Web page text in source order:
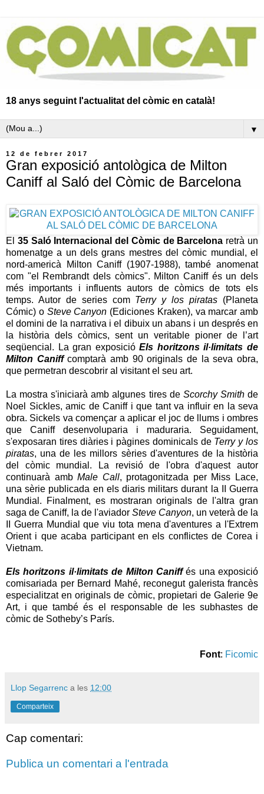
18 anys seguint l'actualitat del còmic en català!
▼
12 de febrer 2017
Gran exposició antològica de Milton
Caniff al Saló del Còmic de Barcelona
El 35 Saló Internacional del Còmic de Barcelona retrà un
homenatge a un dels grans mestres del còmic mundial, el
nord-americà Milton Caniff (1907-1988), també anomenat
com "el Rembrandt dels còmics". Milton Caniff és un dels
més importants i influents autors de còmics de tots els
temps. Autor de series com Terry y los piratas (Planeta
Cómic) o Steve Canyon (Ediciones Kraken), va marcar amb
el domini de la narrativa i el dibuix un abans i un després en
la història dels còmics, sent un veritable pioner de l’art
seqüencial. La gran exposicióEls horitzons il·limitats de
Milton Caniffcomptarà amb 90 originals de la seva obra,
que permetran descobrir al visitant el seu art.
La mostra s'iniciarà amb algunes tires de Scorchy Smithde
Noel Sickles, amic de Caniff i que tant va influir en la seva
obra. Sickels va començar a aplicar el joc de llums i ombres
que Caniff desenvoluparia i maduraria. Seguidament,
s'exposaran tires diàries i pàgines dominicals de Terry y los
piratas, una de les millors sèries d'aventures de la història
del còmic mundial. La revisió de l'obra d'aquest autor
continuarà ambMale Call, protagonitzada per Miss Lace,
una sèrie publicada en els diaris militars durant la II Guerra
Mundial. Finalment, es mostraran originals de l'altra gran
saga de Caniff, la de l'aviador Steve Canyon, un veterà de la
II Guerra Mundial que viu tota mena d'aventures a l'Extrem
Orient i que acaba participant en els conflictes de Corea i
Vietnam.
Els horitzons il·limitats de Milton Caniffés una exposició
comisariada per Bernard Mahé, reconegut galerista francès
especialitzat en originals de còmic, propietari de Galerie 9e
Art, i que també és el responsable de les subhastes de
còmic de Sotheby’s París.
Font: Ficomic
Llop Segarrenc a les 12:00
Comparteix
Cap comentari:
Publica un comentari a l'entrada